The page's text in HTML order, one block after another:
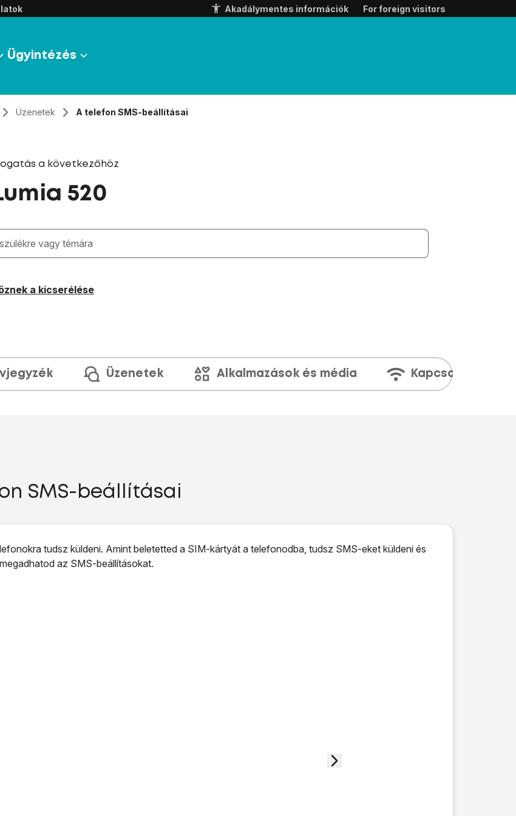
Akadálymentes információk For foreign visitors
Ügyintézés
Üzenetek A telefon SMS-beállításai
a következőhöz
520
a keresési javaslatok a mező alatt
a kicserélése
Üzenetek Alkalmazások és média Kapcsolatok
SMS-beállításai
tudsz küldeni. Amint beletetted a SIM-kártyát a telefonodba, tudsz SMS-eket küldeni és
az SMS-beállításokat.